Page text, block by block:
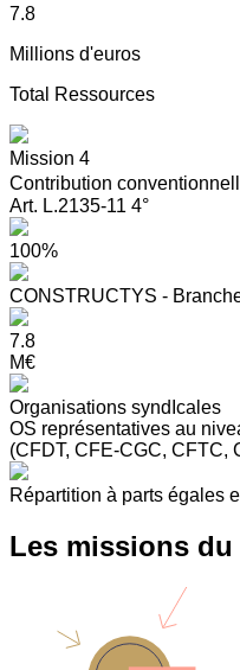
7.8
Millions d'euros
Total Ressources
Mission 4
Contribution
Art. L.2135-11 4°
100%
CONSTRUCTYS -
7.8
M€
Organisations syndIcales
OS représentatives au
(CFDT, CFE-CGC, CFTC,
Répartition à parts égales
Les missions